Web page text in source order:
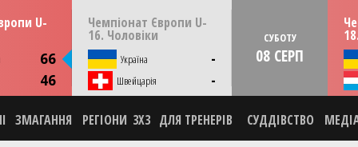
U-
66
46
13:30 Чемпіонат Європи U-
16. Чоловіки
Україна -
Швейцарія -
ПʼЯТНИЦЮ 07 серпня 14:30
Скоп'є, Пів. Македонія СУБОТУ
08 СЕРП
ЗМАГАННЯ РЕГІОНИ 3X3 ДЛЯ ТРЕНЕРІВ СУДДІВСТВО